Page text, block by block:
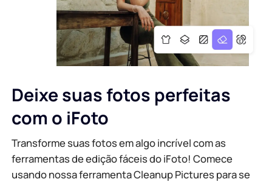
Deixe suas fotos perfeitas
com o iFoto
Transforme suas fotos em algo incrível com as
ferramentas de edição fáceis do iFoto! Comece
usando nossa ferramenta Cleanup Pictures para se